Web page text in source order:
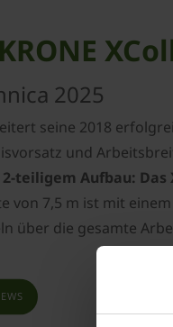
2025
seine 2018
und
teiligem Aufbau: Das
von 7,5 m ist mit einem
über die gesamte